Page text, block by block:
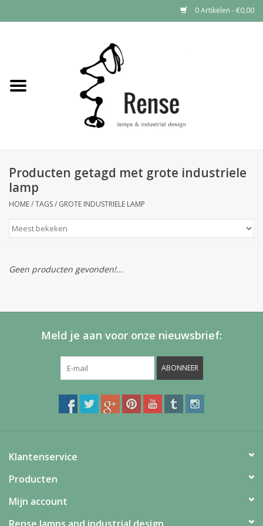
0 Artikelen - €0,00
Industrial lamps
Producten getagd met grote industriele
lamp
HOME/TAGS/ GROTE INDUSTRIELE LAMP
Geen producten gevonden!...
Meld je aan voor onze nieuwsbrief:
ABONNEER
Klantenservice
Producten
Mijn account